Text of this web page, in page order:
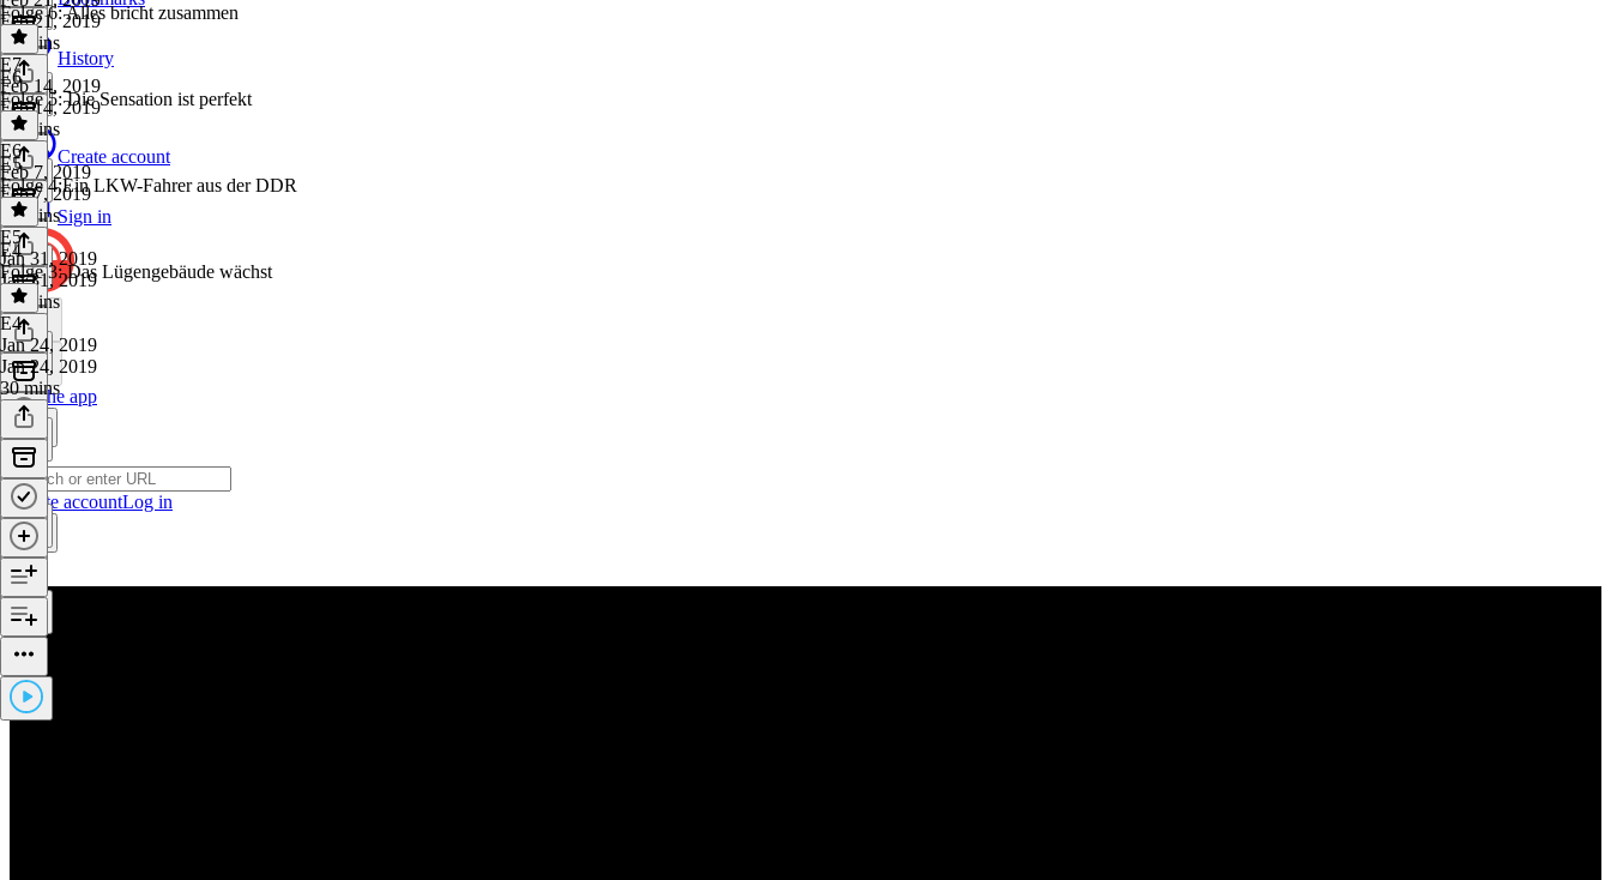
History
Create account
Sign in
Get the app
Create accountLog in
Feb 21, 2019
44 mins
Folge 6: Alles bricht zusammen
E7·
Feb 14, 2019
Feb 14, 2019
40 mins
E6
Folge 5: Die Sensation ist perfekt
E6·
Feb 7, 2019
Feb 7, 2019
45 mins
E5
Folge 4:Ein LKW-Fahrer aus der DDR
E5·
Jan 31, 2019
Jan 31, 2019
36 mins
E4
Folge 3: Das Lügengebäude wächst
E4·
Jan 24, 2019
Jan 24, 2019
30 mins